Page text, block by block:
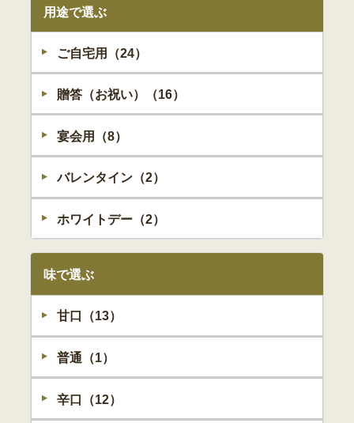
用途で選ぶ
ご自宅用（24）
贈答（お祝い）（16）
宴会用（8）
バレンタイン（2）
ホワイトデー（2）
味で選ぶ
甘口（13）
普通（1）
辛口（12）